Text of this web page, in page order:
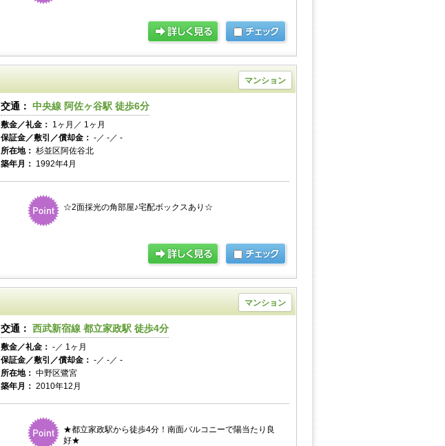
マンション
交通： 中央線 阿佐ヶ谷駅 徒歩6分
敷金／礼金： 1ヶ月／ 1ヶ月
保証金／敷引／償却金： -／ -／ -
所在地： 杉並区阿佐谷北
築年月： 1992年4月
☆2面採光の角部屋♪宅配ボックスあり☆
マンション
交通： 西武新宿線 都立家政駅 徒歩4分
敷金／礼金： -／ 1ヶ月
保証金／敷引／償却金： -／ -／ -
所在地： 中野区鷺宮
築年月： 2010年12月
★都立家政駅から徒歩4分！南面バルコニーで陽当たり良
好★